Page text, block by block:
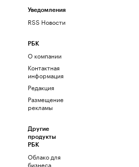
Уведомления
RSS Новости
РБК
О компании
Контактная
информация
Редакция
Размещение
рекламы
Другие
продукты
РБК
Облако для
бизнеса